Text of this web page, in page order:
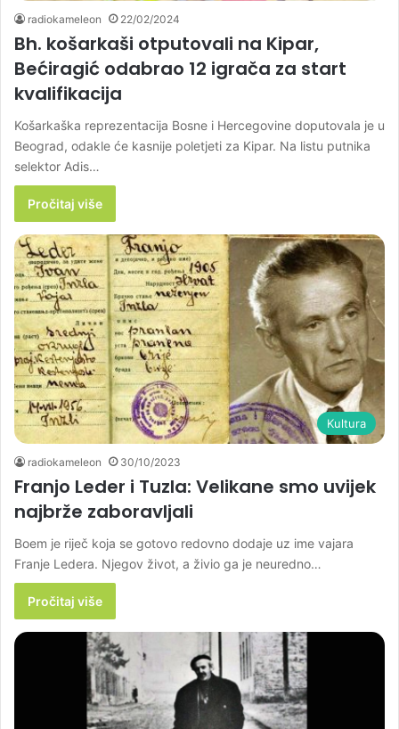
radiokameleon 22/02/2024
Bh. košarkaši otputovali na Kipar,
Bećiragić odabrao 12 igrača za start
kvalifikacija
Košarkaška reprezentacija Bosne i Hercegovine doputovala je u
Beograd, odakle će kasnije poletjeti za Kipar. Na listu putnika
selektor Adis…
Pročitaj više
Kultura
radiokameleon 30/10/2023
Franjo Leder i Tuzla: Velikane smo uvijek
najbrže zaboravljali
Boem je riječ koja se gotovo redovno dodaje uz ime vajara
Franje Ledera. Njegov život, a živio ga je neuredno…
Pročitaj više